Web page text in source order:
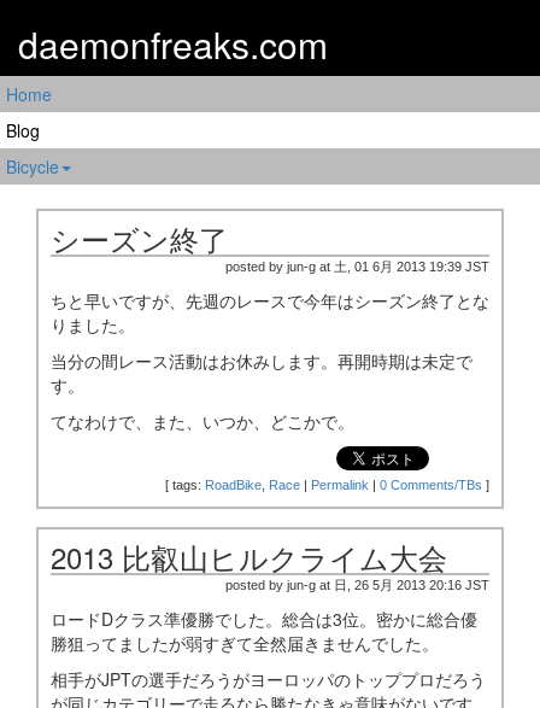
daemonfreaks.com
Home
Blog
Bicycle
シーズン終了
posted by jun-g at 土, 01 6月 2013 19:39 JST
ちと早いですが、先週のレースで今年はシーズン終了とな
りました。
当分の間レース活動はお休みします。再開時期は未定で
す。
てなわけで、また、いつか、どこかで。
[ tags: RoadBike Race | Permalink | 0 Comments/TBs ]
2013 比叡山ヒルクライム大会
posted by jun-g at 日, 26 5月 2013 20:16 JST
ロードDクラス準優勝でした。総合は3位。密かに総合優
勝狙ってましたが弱すぎて全然届きませんでした。
相手がJPTの選手だろうがヨーロッパのトッププロだろう